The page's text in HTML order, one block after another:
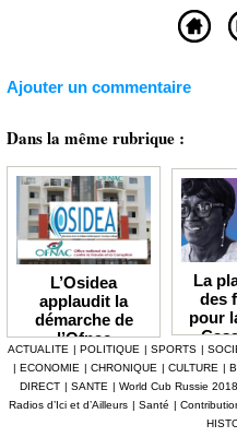
Ajouter un commentaire
Dans la même rubrique :
L’Osidea
applaudit la
démarche de
l’Ofnac
La
des
pour
ACTUALITE | POLITIQUE | SPORTS |
| ECONOMIE | CHRONIQUE | CULTURE |
DIRECT | SANTE | World Cub Russie 2018
Radios d’Ici et d’Ailleurs | Santé |